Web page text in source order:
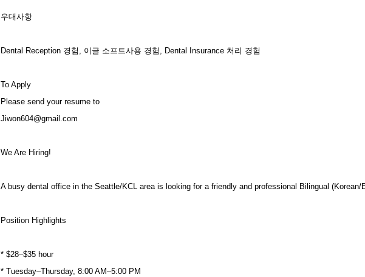
우대사항
Dental Reception 경험, 이글 소프트사용 경험, Dental Insurance 처리 경험
To Apply
Please send your resume to
Jiwon604@gmail.com
We Are Hiring!
A busy dental office in the Seattle/KCL area is looking for a friendly and professional Bilingual (Korean/
Position Highlights
* $28–$35 hour
* Tuesday–Thursday, 8:00 AM–5:00 PM